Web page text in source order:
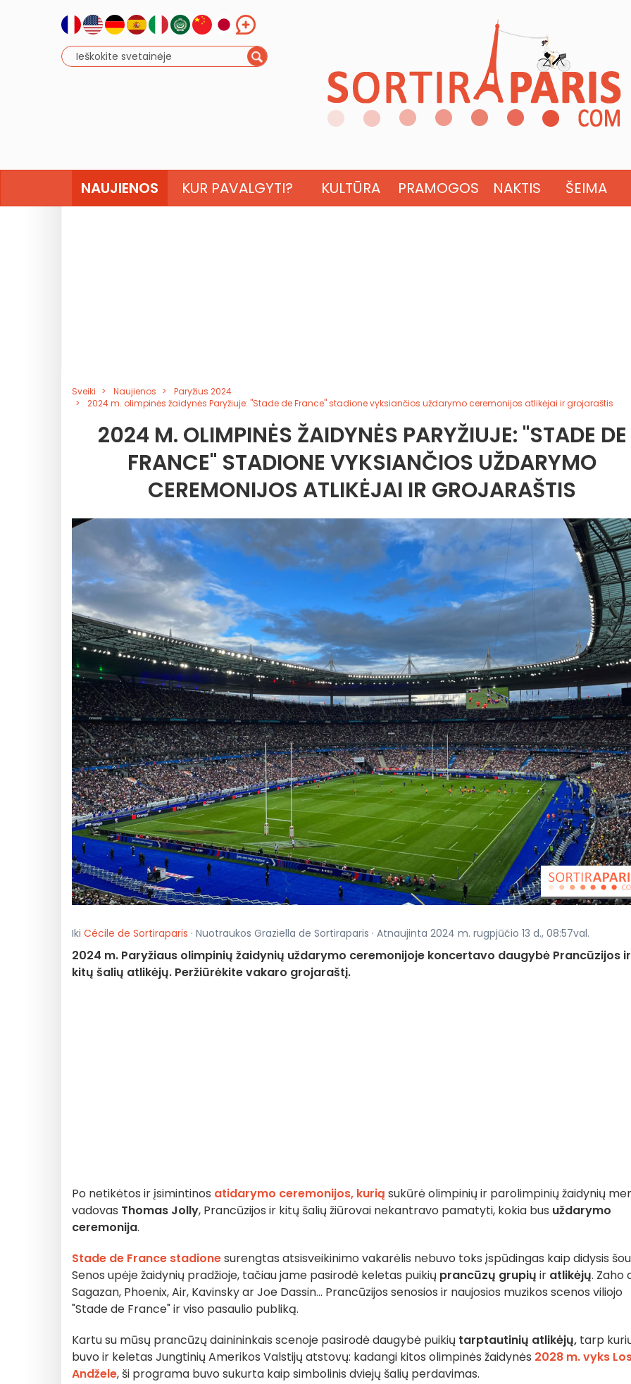
NAUJIENOS KUR PAVALGYTI? KULTŪRA PRAMOGOS NAKTIS ŠEIMA
Sveiki Naujienos
Paryžius 2024
2024 m. olimpinės žaidynės Paryžiuje: "Stade de France" stadione vyksiančios uždarymo ceremonijos atlikėjai ir grojaraštis
2024 M. OLIMPINĖS ŽAIDYNĖS PARYŽIUJE: "STADE DE
FRANCE" STADIONE VYKSIANČIOS UŽDARYMO
CEREMONIJOS ATLIKĖJAI IR GROJARAŠTIS
Iki Cécile de Sortiraparis · Nuotraukos Graziella de Sortiraparis · Atnaujinta 2024 m. rugpjūčio 13 d., 08:57val.
2024 m. Paryžiaus olimpinių žaidynių uždarymo ceremonijoje koncertavo daugybė Prancūzijos ir
kitų šalių atlikėjų. Peržiūrėkite vakaro grojaraštį.
Po netikėtos ir įsimintinos atidarymo ceremonijos, kurią sukūrė olimpinių ir parolimpinių žaidynių
vadovas Thomas Jolly, Prancūzijos ir kitų šalių žiūrovai nekantravo pamatyti, kokia bus uždarymo
ceremonija.
Stade de France stadionesurengtas atsisveikinimo vakarėlis nebuvo toks įspūdingas kaip didysis šou
Senos upėje žaidynių pradžioje, tačiau jame pasirodė keletas puikių prancūzų grupių ir atlikėjų. Zaho
Sagazan, Phoenix, Air, Kavinsky ar Joe Dassin... Prancūzijos senosios ir naujosios muzikos scenos viliojo
"Stade de France" ir viso pasaulio publiką.
Kartu su mūsų prancūzų dainininkais scenoje pasirodė daugybė puikių tarptautinių atlikėjų, tarp
buvo ir keletas Jungtinių Amerikos Valstijų atstovų: kadangi kitos olimpinės žaidynės 2028 m. vyks
Andžele, ši programa buvo sukurta kaip simbolinis dviejų šalių perdavimas.